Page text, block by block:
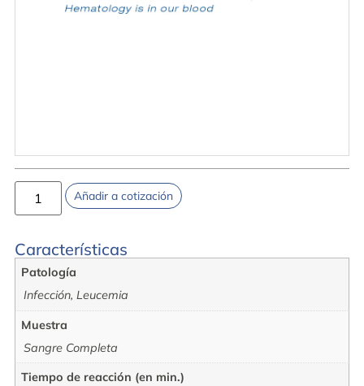
Añadir a cotización
Características
Patología
Infección, Leucemia
Muestra
Sangre Completa
Tiempo de reacción (en min.)